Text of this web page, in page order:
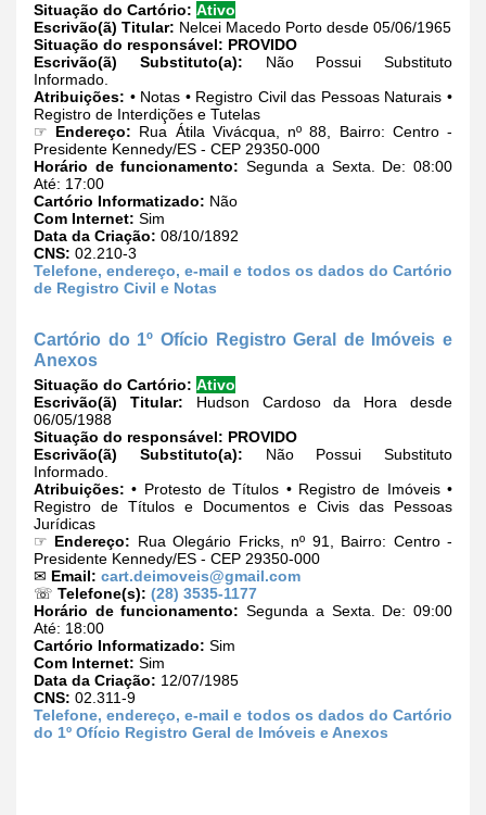
Situação do Cartório: Ativo
Escrivão(ã) Titular: Nelcei Macedo Porto desde 05/06/1965
Situação do responsável: PROVIDO
Escrivão(ã) Substituto(a): Não Possui Substituto
Informado.
Atribuições: • Notas • Registro Civil das Pessoas Naturais •
Registro de Interdições e Tutelas
☞ Endereço: Rua Átila Vivácqua, nº 88, Bairro: Centro -
Presidente Kennedy/ES - CEP 29350-000
Horário de funcionamento: Segunda a Sexta. De: 08:00
Até: 17:00
Cartório Informatizado: Não
Com Internet: Sim
Data da Criação: 08/10/1892
CNS: 02.210-3
Telefone, endereço, e-mail e todos os dados do Cartório
de Registro Civil e Notas
Cartório do 1º Ofício Registro Geral de Imóveis e
Anexos
Situação do Cartório: Ativo
Escrivão(ã) Titular: Hudson Cardoso da Hora desde
06/05/1988
Situação do responsável: PROVIDO
Escrivão(ã) Substituto(a): Não Possui Substituto
Informado.
Atribuições: • Protesto de Títulos • Registro de Imóveis •
Registro de Títulos e Documentos e Civis das Pessoas
Jurídicas
☞ Endereço: Rua Olegário Fricks, nº 91, Bairro: Centro -
Presidente Kennedy/ES - CEP 29350-000
✉ Email: cart.deimoveis@gmail.com
☏ Telefone(s): (28) 3535-1177
Horário de funcionamento: Segunda a Sexta. De: 09:00
Até: 18:00
Cartório Informatizado: Sim
Com Internet: Sim
Data da Criação: 12/07/1985
CNS: 02.311-9
Telefone, endereço, e-mail e todos os dados do Cartório
do 1º Ofício Registro Geral de Imóveis e Anexos